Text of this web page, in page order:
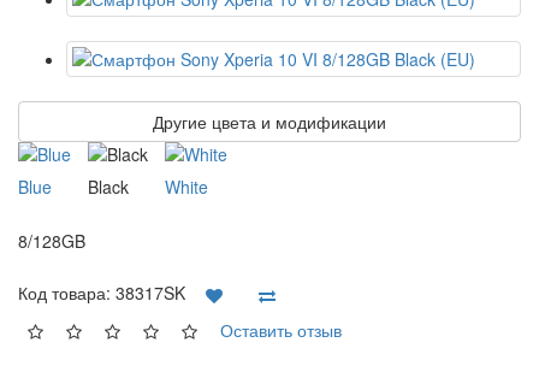
Другие цвета и модификации
Blue Black White
8/128GB
Код товара: 38317SK
Оставить отзыв